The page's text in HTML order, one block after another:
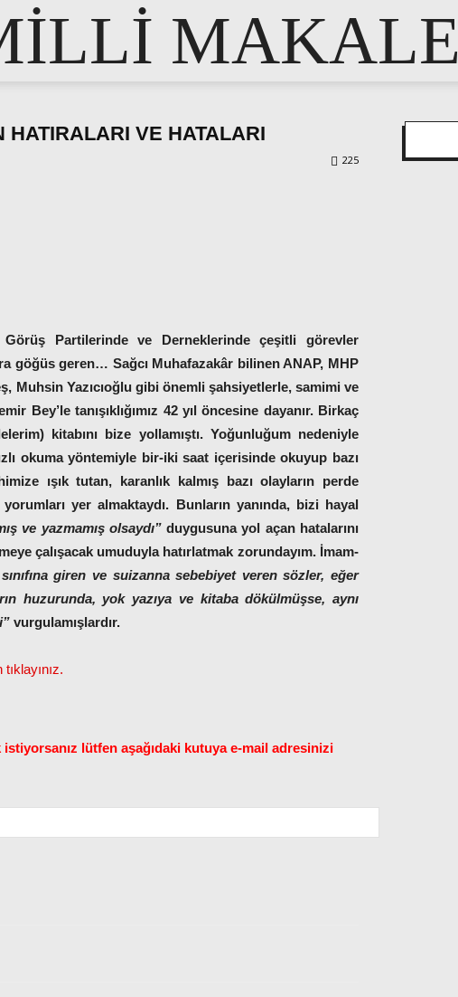
MAKALE
HATIRALARI VE HATALARI
225
Görüş Partilerinde ve Derneklerinde çeşitli görevler
göğüs geren… Sağcı Muhafazakâr bilinen ANAP, MHP
Muhsin Yazıcıoğlu gibi önemli şahsiyetlerle, samimi ve
Bey’le tanışıklığımız 42 yıl öncesine dayanır. Birkaç
kitabını bize yollamıştı. Yoğunluğum nedeniyle
okuma yöntemiyle bir-iki saat içerisinde okuyup bazı
ışık tutan, karanlık kalmış bazı olayların perde
yer almaktaydı. Bunların yanında, bizi hayal
ve yazmamış olsaydı”duygusuna yol açan hatalarını
çalışacak umuduyla hatırlatmak zorundayım. İmam-
sınıfına giren ve suizanna sebebiyet veren sözler, eğer
huzurunda, yok yazıya ve kitaba dökülmüşse, aynı
vurgulamışlardır.
lütfen aşağıdaki kutuya e-mail adresinizi